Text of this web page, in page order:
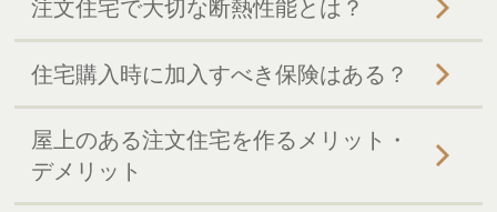
注文住宅で大切な断熱性能とは？
住宅購入時に加入すべき保険はある？
屋上のある注文住宅を作るメリット・
デメリット